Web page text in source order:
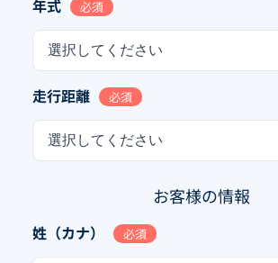
年式 必須
選択してください
走行距離 必須
選択してください
お客様の情報
姓（カナ） 必須